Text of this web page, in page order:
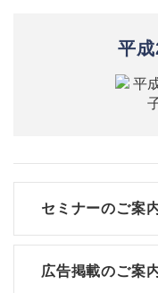
平
セミナーのご案
広告掲載のご案